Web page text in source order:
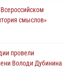
турнира на Кубок
отмечает день
смыслов»
провели
Володи Дубинина